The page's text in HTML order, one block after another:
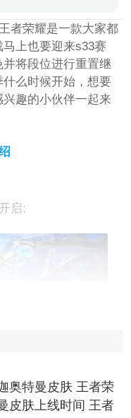
者荣耀是一款大家都
上也要迎来s33赛
将段位进行重置继
么时候开始，想要
趣的小伙伴一起来
启;
奥特曼皮肤 王者荣
皮肤上线时间 王者